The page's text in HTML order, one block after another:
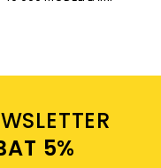
5%ㅤ